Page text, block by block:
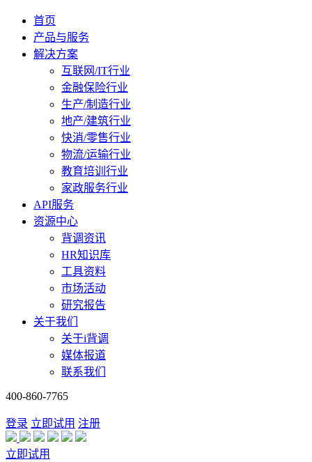
首页
产品与服务
解决方案
互联网/IT行业
金融保险行业
生产/制造行业
地产/建筑行业
快消/零售行业
物流/运输行业
教育培训行业
家政服务行业
API服务
资源中心
背调资讯
HR知识库
工具资料
市场活动
研究报告
关于我们
关于i背调
媒体报道
联系我们
400-860-7765
登录 立即试用 注册
立即试用